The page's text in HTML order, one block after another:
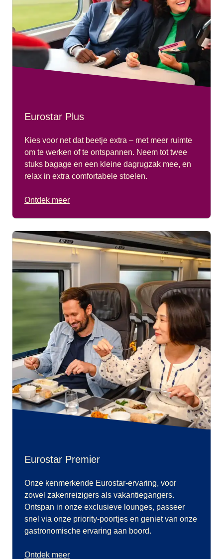
Eurostar Plus
Kies voor net dat beetje extra – met meer ruimte
om te werken of te ontspannen. Neem tot twee
stuks bagage en een kleine dagrugzak mee, en
relax in extra comfortabele stoelen.
Ontdek meer
Eurostar Premier
Onze kenmerkende Eurostar-ervaring, voor
zowel zakenreizigers als vakantiegangers.
Ontspan in onze exclusieve lounges, passeer
snel via onze priority-poortjes en geniet van onze
gastronomische ervaring aan boord.
Ontdek meer